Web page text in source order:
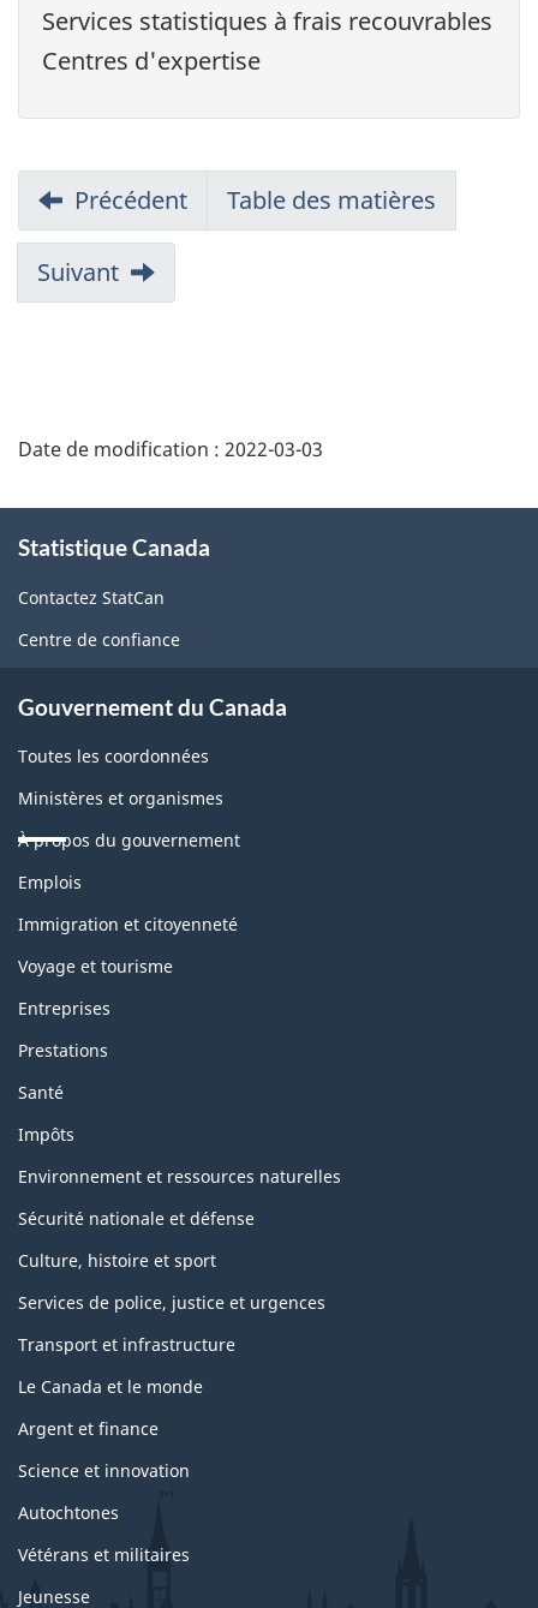
Services statistiques à frais recouvrables
Centres d'expertise
Précédent Table des matières
Suivant
Date de modification : 2022-03-03
propos
de
ce
Statistique Canada
Contactez StatCan
Centre de confiance
Gouvernement du Canada
Toutes les coordonnées
Ministères et organismes
À propos du gouvernement
Thèmes
sujets
Emplois
Immigration et citoyenneté
Voyage et tourisme
Entreprises
Prestations
Santé
Impôts
Environnement et ressources naturelles
Sécurité nationale et défense
Culture, histoire et sport
Services de police, justice et urgences
Transport et infrastructure
Le Canada et le monde
Argent et finance
Science et innovation
Autochtones
Vétérans et militaires
Jeunesse